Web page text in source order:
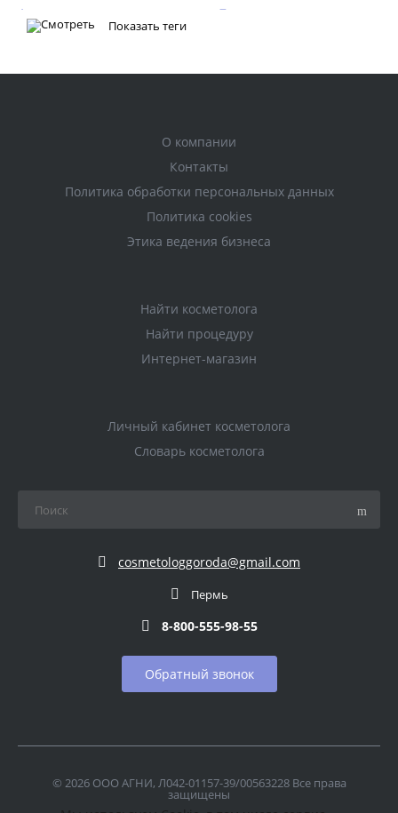
Аппаратная косметология
Биоревитализация
Здоровье
Избавиться от морщин
Липолитики
Процедуры
Снижение веса
Увлажнение кожи
Показать теги
О компании
Контакты
Политика обработки персональных данных
Политика cookies
Этика ведения бизнеса
Найти косметолога
Найти процедуру
Интернет-магазин
Личный кабинет косметолога
Словарь косметолога
cosmetologgoroda@gmail.com
Пермь
8-800-555-98-55
Обратный звонок
© 2026 ООО АГНИ, Л042-01157-39/00563228 Все права
защищены